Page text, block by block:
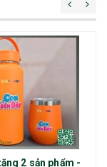
2 sản phẩm -